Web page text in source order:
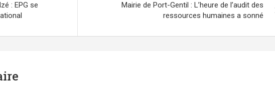
: EPG se
Mairie de Port-Gentil : L’heure de l’audit des
ressources humaines a sonné